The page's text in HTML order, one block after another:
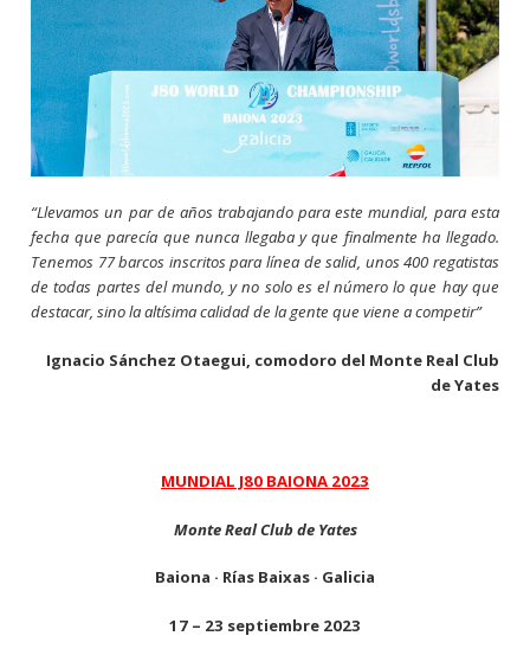
“Llevamos un par de años trabajando para este mundial, para esta
fecha que parecía que nunca llegaba y que finalmente ha llegado.
Tenemos 77 barcos inscritos para línea de salid, unos 400 regatistas
de todas partes del mundo, y no solo es el número lo que hay que
destacar, sino la altísima calidad de la gente que viene a competir”
Ignacio Sánchez Otaegui, comodoro del Monte Real Club
de Yates
MUNDIAL J80 BAIONA 2023
Monte Real Club de Yates
Baiona · Rías Baixas · Galicia
17 – 23 septiembre 2023